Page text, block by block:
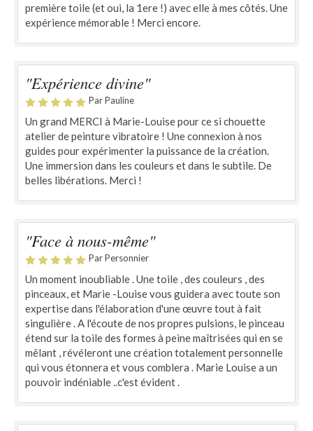
première toile (et oui, la 1ere !) avec elle à mes côtés. Une
expérience mémorable ! Merci encore.
"Expérience divine"
Par Pauline
Un grand MERCI à Marie-Louise pour ce si chouette
atelier de peinture vibratoire ! Une connexion à nos
guides pour expérimenter la puissance de la création.
Une immersion dans les couleurs et dans le subtile. De
belles libérations. Merci !
"Face à nous-même"
Par Personnier
Un moment inoubliable . Une toile , des couleurs , des
pinceaux, et Marie -Louise vous guidera avec toute son
expertise dans l'élaboration d'une œuvre tout à fait
singulière . A l'écoute de nos propres pulsions, le pinceau
étend sur la toile des formes à peine maîtrisées qui en se
mêlant , révéleront une création totalement personnelle
qui vous étonnera et vous comblera . Marie Louise a un
pouvoir indéniable ..c'est évident .